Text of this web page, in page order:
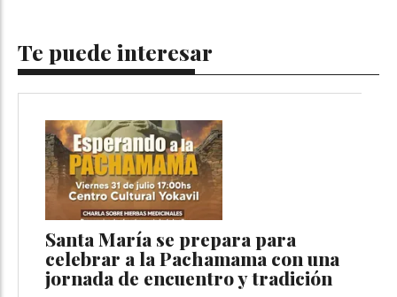
Te puede interesar
Santa María se prepara para
celebrar a la Pachamama con una
jornada de encuentro y tradición